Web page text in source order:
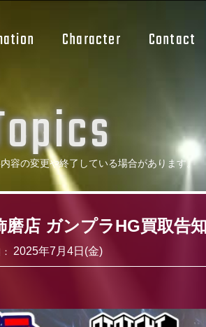
Character Contact
opics
容の変更や終了している場合があります。
磨店 ガンプラHG買取告
2025年7月4日(金)